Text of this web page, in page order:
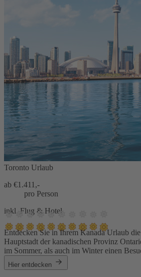
Toronto Urlaub
ab €1.411,-
pro Person
inkl. Flug & Hotel
Entdecken Sie in Ihrem Kanada Urlaub
Hauptstadt der kanadischen Provinz
im Sommer, als auch im Winter einen
Hier entdecken